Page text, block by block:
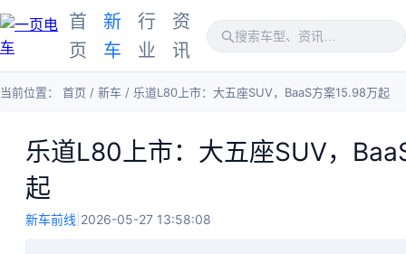
首
页
新
车
行
业
资
讯
当前位置： 首页 / 新车 / 乐道L80上市：大五座SUV，BaaS方案15.98万起
乐道L80上市：大五座SUV，
起
新车前线 2026-05-27 13:58:08